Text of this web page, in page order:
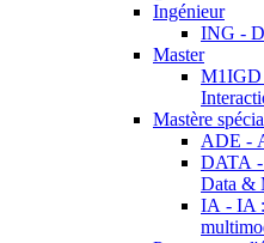
Ingénieur
ING -
Master
Mastère
ADE -
DATA -
Data &
IA - IA